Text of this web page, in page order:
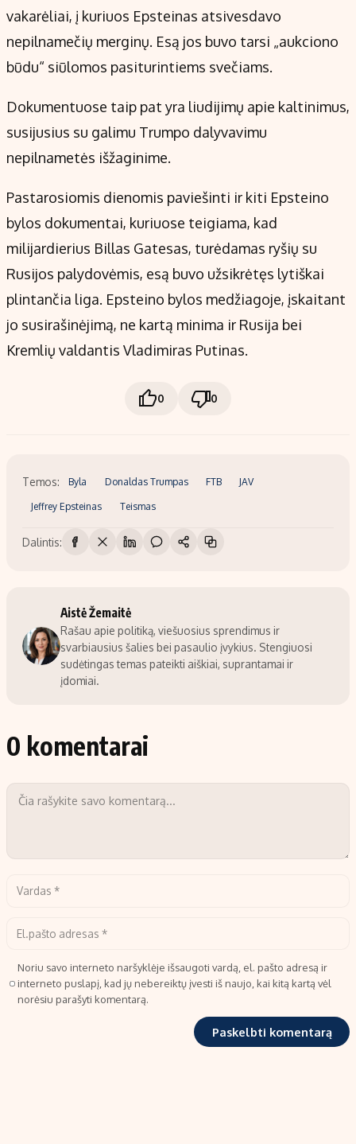
vakarėliai, į kuriuos Epsteinas atsivesdavo
nepilnamečių merginų. Esą jos buvo tarsi „aukciono
būdu“ siūlomos pasiturintiems svečiams.
Dokumentuose taip pat yra liudijimų apie kaltinimus,
susijusius su galimu Trumpo dalyvavimu
nepilnametės išžaginime.
Pastarosiomis dienomis paviešinti ir kiti Epsteino
bylos dokumentai, kuriuose teigiama, kad
milijardierius Billas Gatesas, turėdamas ryšių su
Rusijos palydovėmis, esą buvo užsikrėtęs lytiškai
plintančia liga. Epsteino bylos medžiagoje, įskaitant
jo susirašinėjimą, ne kartą minima ir Rusija bei
Kremlių valdantis Vladimiras Putinas.
0 0
Temos: Byla Donaldas Trumpas FTB JAV
Jeffrey Epsteinas Teismas
Dalintis:
Aistė Žemaitė
Rašau apie politiką, viešuosius sprendimus ir
svarbiausius šalies bei pasaulio įvykius. Stengiuosi
sudėtingas temas pateikti aiškiai, suprantamai ir
įdomiai.
0 komentarai
Noriu savo interneto naršyklėje išsaugoti vardą, el. pašto adresą ir
interneto puslapį, kad jų nebereiktų įvesti iš naujo, kai kitą kartą vėl
norėsiu parašyti komentarą.